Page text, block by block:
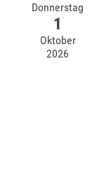
Donnerstag
1
Oktober
2026